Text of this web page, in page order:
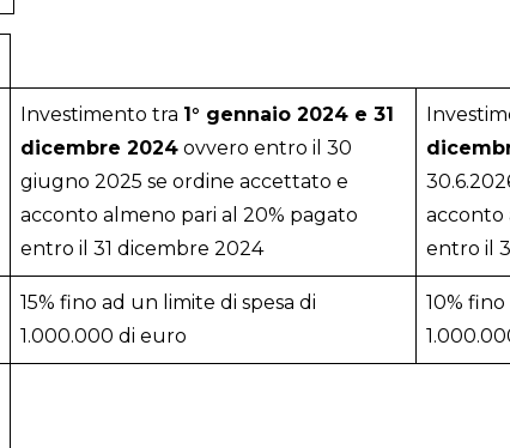
Investimento tra 1° gennaio 2024 e 31
dicembre 2024 ovvero entro il 30
giugno 2025 se ordine accettato e
acconto almeno pari al 20% pagato
entro il 31 dicembre 2024
acconto
entro il
15% fino ad un limite di spesa di
1.000.000 di euro
10%